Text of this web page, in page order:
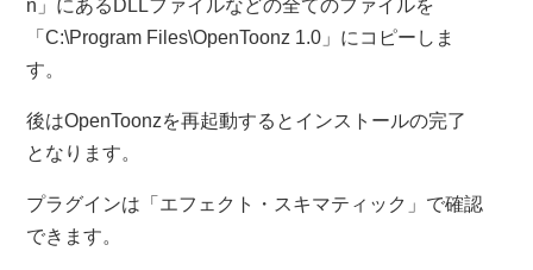
n」にあるDLLファイルなどの全てのファイルを
「C:\Program Files\OpenToonz 1.0」にコピーしま
す。
後はOpenToonzを再起動するとインストールの完了
となります。
プラグインは「エフェクト・スキマティック」で確認
できます。